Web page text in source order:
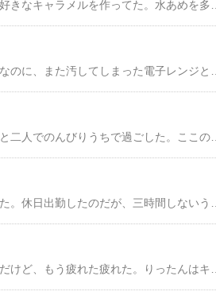
今日は旦那がお昼から出勤だった。だからりったんと二人でのんびりうちで過ごした。ここのところ気持ち的にも体的にもすっかり疲れちゃっていたからね～。私のストレス解消法はひたすら台所で好きなものを作ること。五平餅作ったり。ゴマ入りチョコ作ったり。トマトソース作ったり。りったんも手伝ってくれたけどもっぱら味見係。五平餅のタレとか、かき混ぜては指ですくってペロリ、ペロリと。満面の笑みを浮かべて…。今日は九時からのドラマもゆっくり見れたし。明日からまた一週間がんばりましょう。